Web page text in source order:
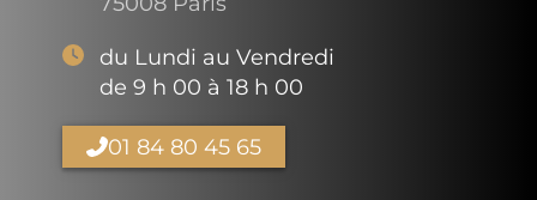
du Lundi au Vendredi
de 9 h 00 à 18 h 00
01 84 80 45 65